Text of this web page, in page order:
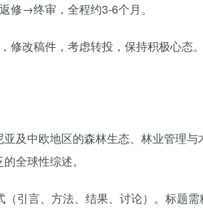
→终审，全程约3-6个月。
修改稿件，考虑转投，保持积极心态。
及中欧地区的森林生态、林业管理
全球性综述。
引言、方法、结果、讨论）。标题